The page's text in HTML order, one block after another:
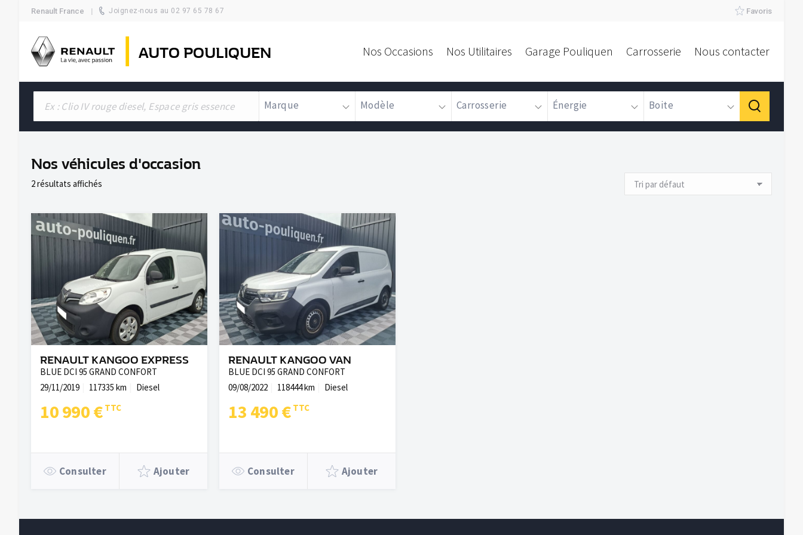
Renault France Joignez-nous au 02 97 65 78 67 Favoris
AUTO POULIQUEN Nos Occasions Nos Utilitaires Garage Pouliquen Carrosserie Nous contacter
Marque Modèle Carrosserie Énergie Boite
Nos véhicules d'occasion
2 résultats affichés
RENAULT KANGOO EXPRESS
BLUE DCI 95 GRAND CONFORT
29/11/2019
117335 km Diesel
10 990 €
Consulter Ajouter
RENAULT KANGOO VAN
BLUE DCI 95 GRAND CONFORT
09/08/2022
118444 km Diesel
13 490 €
Consulter Ajouter